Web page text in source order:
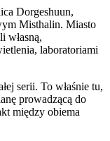
Dorgeshuun,
Misthalin. Miasto
własną,
laboratoriami
serii. To właśnie tu,
prowadzącą do
między obiema